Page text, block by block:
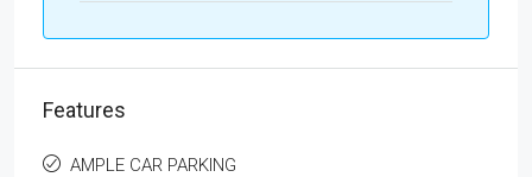
Features
AMPLE CAR PARKING